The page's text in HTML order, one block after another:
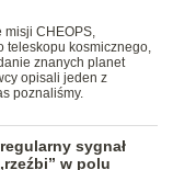
misji CHEOPS,
teleskopu kosmicznego,
znanych planet
opisali jeden z
poznaliśmy.
sygnał
w polu